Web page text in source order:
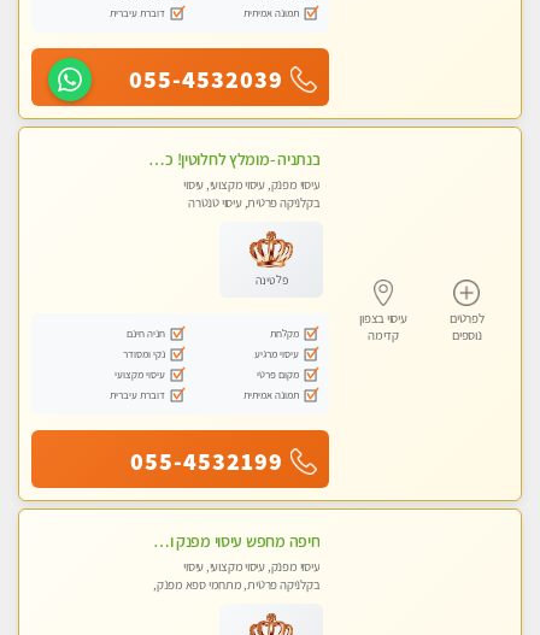
תמונה אמיתית
דוברת עיברית
055-4532039
לפרטים
נוספים
עיסוי בצפון
קדימה
בנתניה -מומלץ לחלוטין! כל סוגי העיסויים מעסה מקצועית ואיכותית פרטי!!!
עיסוי מפנק, עיסוי מקצועי, עיסוי
בקלניקה פרטית, עיסוי טנטרה
פלטינה
מקלחת
חניה חינם
עיסוי מרגיע
נקי ומסודר
מקום פרטי
עיסוי מקצועי
תמונה אמיתית
דוברת עיברית
055-4532199
חיפה מחפש עיסוי מפנק ומרגיע ?
עיסוי מפנק, עיסוי מקצועי, עיסוי
בקלניקה פרטית, מתחמי ספא מפנק,